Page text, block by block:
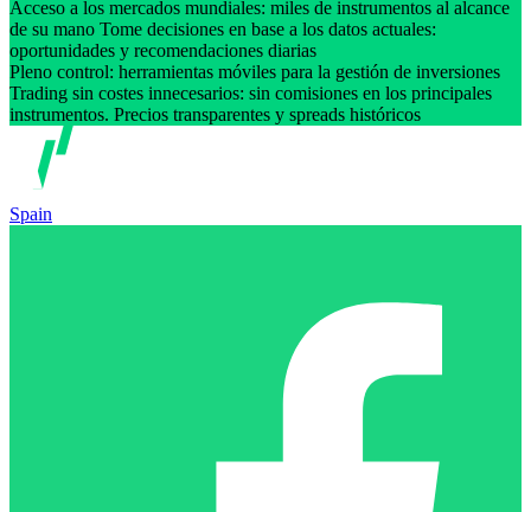
Acceso a los mercados mundiales: miles de instrumentos al alcance
de su mano Tome decisiones en base a los datos actuales:
oportunidades y recomendaciones diarias
Pleno control: herramientas móviles para la gestión de inversiones
Trading sin costes innecesarios: sin comisiones en los principales
instrumentos. Precios transparentes y spreads históricos
Spain